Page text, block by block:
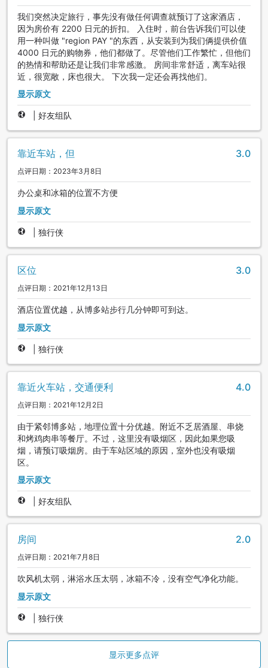
我们突然决定旅行，事先没有做任何调查就预订了这家酒店，
因为房价有 2200 日元的折扣。 入住时，前台告诉我们可以使
用一种叫做 "region PAY "的东西，从安装到为我们俩提供价值
4000 日元的购物券，他们都做了。尽管他们工作繁忙，但他们
的热情和帮助还是让我们非常感激。 房间非常舒适，离车站很
近，很宽敞，床也很大。 下次我一定还会再找他们。
显示原文
好友组队
靠近车站，但 3.0
点评日期：2023年3月8日
办公桌和冰箱的位置不方便
显示原文
独行侠
区位 3.0
点评日期：2021年12月13日
酒店位置优越，从博多站步行几分钟即可到达。
显示原文
独行侠
靠近火车站，交通便利 4.0
点评日期：2021年12月2日
由于紧邻博多站，地理位置十分优越。附近不乏居酒屋、串烧
和烤鸡肉串等餐厅。不过，这里没有吸烟区，因此如果您吸
烟，请预订吸烟房。由于车站区域的原因，室外也没有吸烟
区。
显示原文
好友组队
房间 2.0
点评日期：2021年7月8日
吹风机太弱，淋浴水压太弱，冰箱不冷，没有空气净化功能。
显示原文
独行侠
显示更多点评